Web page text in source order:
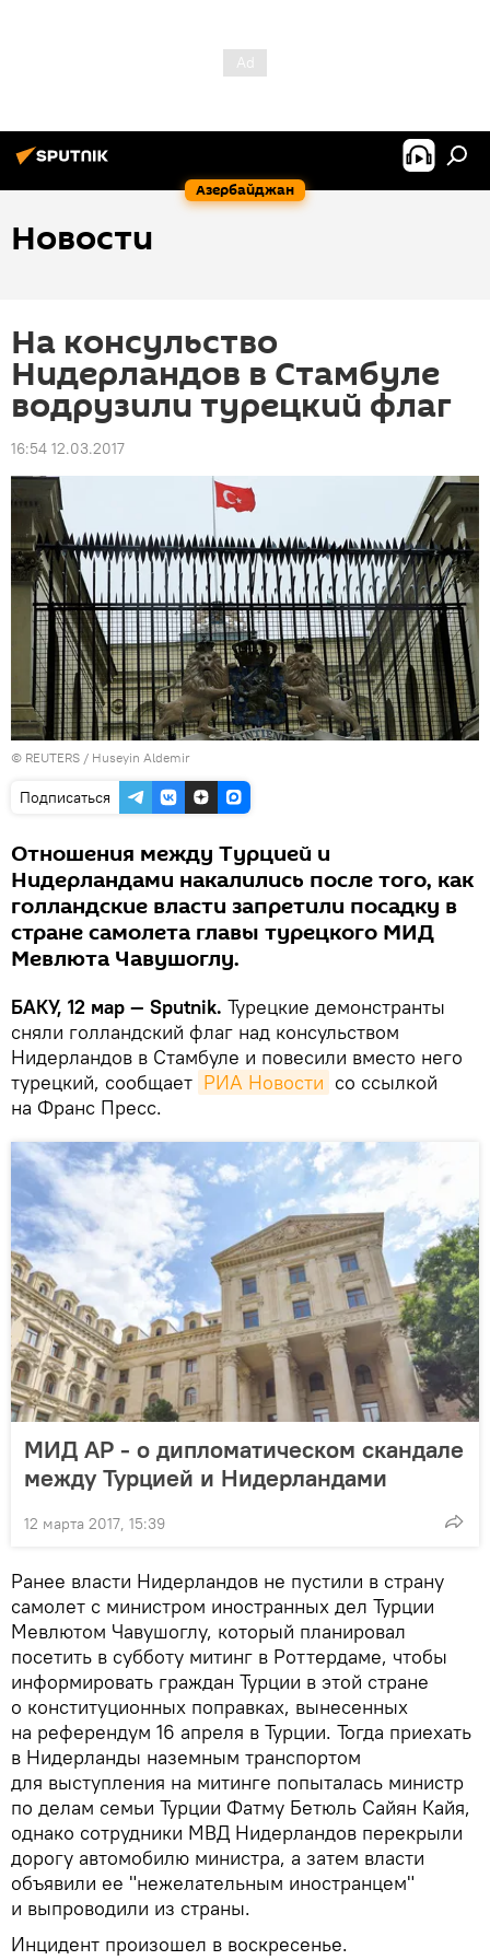
Азербайджан
Новости
На консульство
Нидерландов в Стамбуле
водрузили турецкий флаг
16:54 12.03.2017
© REUTERS / Huseyin Aldemir
Подписаться
Отношения между Турцией и
Нидерландами накалились после того, как
голландские власти запретили посадку в
стране самолета главы турецкого МИД
Мевлюта Чавушоглу.
БАКУ, 12 мар — Sputnik. Турецкие демонстранты
сняли голландский флаг над консульством
Нидерландов в Стамбуле и повесили вместо него
турецкий, сообщает РИА Новости со ссылкой
на Франс Пресс.
МИД АР - о дипломатическом скандале
между Турцией и Нидерландами
12 марта 2017, 15:39
Ранее власти Нидерландов не пустили в страну
самолет с министром иностранных дел Турции
Мевлютом Чавушоглу, который планировал
посетить в субботу митинг в Роттердаме, чтобы
информировать граждан Турции в этой стране
о конституционных поправках, вынесенных
на референдум 16 апреля в Турции. Тогда приехать
в Нидерланды наземным транспортом
для выступления на митинге попыталась министр
по делам семьи Турции Фатму Бетюль Сайян Кайя,
однако сотрудники МВД Нидерландов перекрыли
дорогу автомобилю министра, а затем власти
объявили ее "нежелательным иностранцем"
и выпроводили из страны.
Инцидент произошел в воскресенье.